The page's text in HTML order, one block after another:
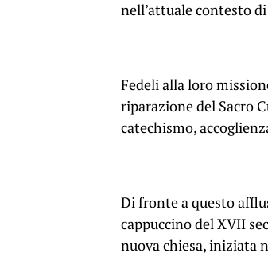
nell’attuale contesto
Fedeli alla loro
riparazione del Sacro
catechismo,
Di fronte a questo
cappuccino del XVII
nuova chiesa, iniziata